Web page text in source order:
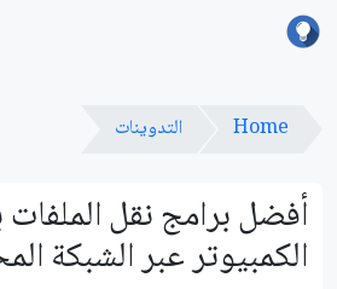
Home التدوينات
أفضل برامج نقل
الكمبيوتر عبر الشبكة